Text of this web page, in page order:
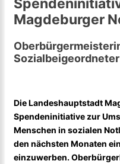
Magdeburger
Die Landeshauptstadt
Spendeninitiative zur
Menschen in sozialen
den nächsten Monaten
einzuwerben.